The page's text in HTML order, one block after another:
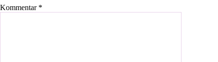
Kommentar *